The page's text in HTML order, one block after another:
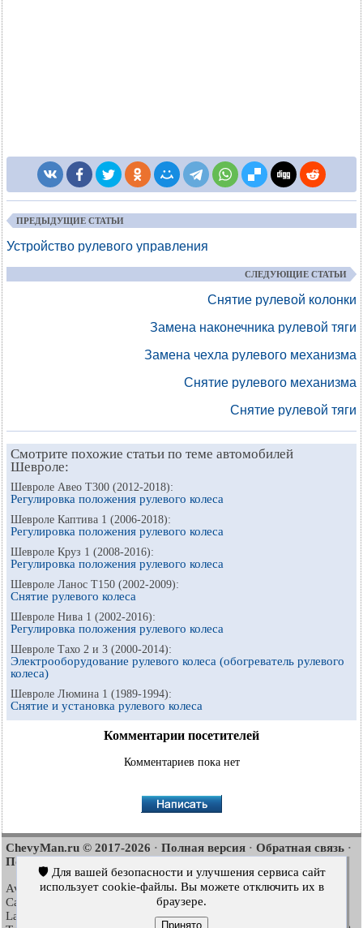
ПРЕДЫДУЩИЕ СТАТЬИ
Устройство рулевого управления
СЛЕДУЮЩИЕ СТАТЬИ
Снятие рулевой колонки
Замена наконечника рулевой тяги
Замена чехла рулевого механизма
Снятие рулевого механизма
Снятие рулевой тяги
Смотрите похожие статьи по теме автомобилей
Шевроле:
Шевроле Авео Т300 (2012-2018):
Регулировка положения рулевого колеса
Шевроле Каптива 1 (2006-2018):
Регулировка положения рулевого колеса
Шевроле Круз 1 (2008-2016):
Регулировка положения рулевого колеса
Шевроле Ланос Т150 (2002-2009):
Снятие рулевого колеса
Шевроле Нива 1 (2002-2016):
Регулировка положения рулевого колеса
Шевроле Тахо 2 и 3 (2000-2014):
Электрооборудование рулевого колеса (обогреватель рулевого
колеса)
Шевроле Люмина 1 (1989-1994):
Снятие и установка рулевого колеса
Комментарии посетителей
Комментариев пока нет
ChevyMan.ru © 2017-2026 · Полная версия · Обратная связь ·
Поиск по сайту
Aveo 2003-2008·Aveo2006-2011·Aveo2012-2018·
Captiva 2008-2016·Lacetti
Lanos 2002-2016·Tahoe
🛡️ Для вашей безопасности и улучшения сервиса сайт
использует cookie-файлы. Вы можете отключить их в
браузере.
Принято